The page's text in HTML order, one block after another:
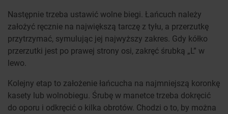
Następnie trzeba ustawić wolne biegi. Łańcuch należy
założyć ręcznie na największą tarczę z tyłu, a przerzutkę
przytrzymać, symulując jej najwyższy zakres. Gdy kółko
przerzutki jest po prawej strony osi, zakręć śrubką „L” w
lewo.
Kolejny etap to założenie łańcucha na najmniejszą koronkę
kasety lub wolnobiegu. Śrubę w manetce trzeba dokręcić
do oporu i odkręcić o kilka obrotów. Chodzi o to, by można